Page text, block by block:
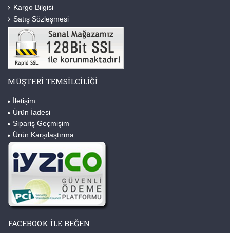
Kargo Bilgisi
Satış Sözleşmesi
MÜŞTERI TEMSILCILIĞI
İletişim
Ürün İadesi
Sipariş Geçmişim
Ürün Karşılaştırma
FACEBOOK ILE BEĞEN